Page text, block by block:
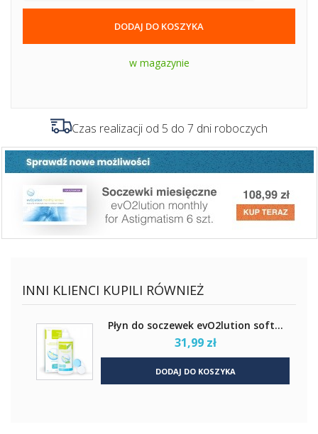
DODAJ DO KOSZYKA
w magazynie
Czas realizacji od 5 do 7 dni roboczych
INNI KLIENCI KUPILI RÓWNIEŻ
Płyn do soczewek evO2lution soft...
31,99 zł
DODAJ DO KOSZYKA